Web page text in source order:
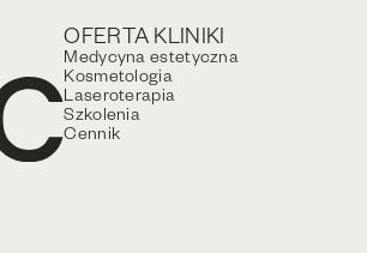
OFERTA KLINIKI
Medycyna estetyczna
Kosmetologia
Laseroterapia
Szkolenia
Cennik